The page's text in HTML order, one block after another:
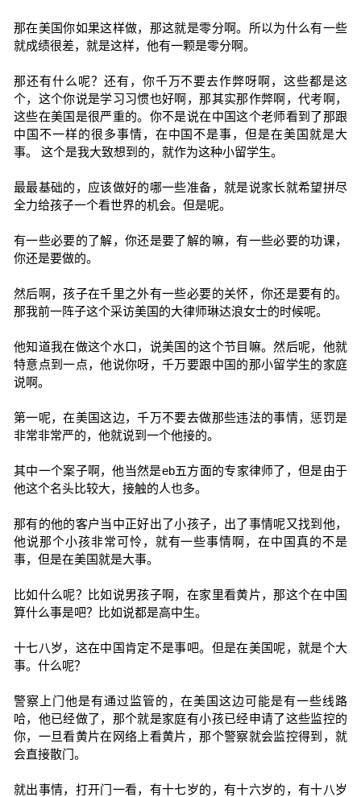
那在美国你如果这样做，那这就是零分啊。所以为什么有一些
就成绩很差，就是这样，他有一颗是零分啊。
那还有什么呢？还有，你千万不要去作弊呀啊，这些都是这
个，这个你说是学习习惯也好啊，那其实那作弊啊，代考啊，
这些在美国是很严重的。你不是说在中国这个老师看到了那跟
中国不一样的很多事情，在中国不是事，但是在美国就是大
事。 这个是我大致想到的，就作为这种小留学生。
最最基础的，应该做好的哪一些准备，就是说家长就希望拼尽
全力给孩子一个看世界的机会。但是呢。
有一些必要的了解，你还是要了解的嘛，有一些必要的功课，
你还是要做的。
然后啊，孩子在千里之外有一些必要的关怀，你还是要有的。
那我前一阵子这个采访美国的大律师琳达浪女士的时候呢。
他知道我在做这个水口，说美国的这个节目嘛。然后呢，他就
特意点到一点，他说你呀，千万要跟中国的那小留学生的家庭
说啊。
第一呢，在美国这边，千万不要去做那些违法的事情，惩罚是
非常非常严的，他就说到一个他接的。
其中一个案子啊，他当然是eb五方面的专家律师了，但是由于
他这个名头比较大，接触的人也多。
那有的他的客户当中正好出了小孩子，出了事情呢又找到他，
他说那个小孩非常可怜，就有一些事情啊，在中国真的不是
事，但是在美国就是大事。
比如什么呢？比如说男孩子啊，在家里看黄片，那这个在中国
算什么事是吧？比如说都是高中生。
十七八岁，这在中国肯定不是事吧。但是在美国呢，就是个大
事。什么呢？
警察上门他是有通过监管的，在美国这边可能是有一些线路
哈，他已经做了，那个就是家庭有小孩已经申请了这些监控的
你，一旦看黄片在网络上看黄片，那个警察就会监控得到，就
会直接散门。
就出事情，打开门一看，有十七岁的，有十六岁的，有十八岁